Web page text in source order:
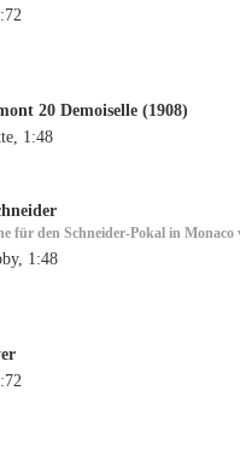
20 Demoiselle (1908)
1:48
für den Schneider-Pokal in Monaco
1:48